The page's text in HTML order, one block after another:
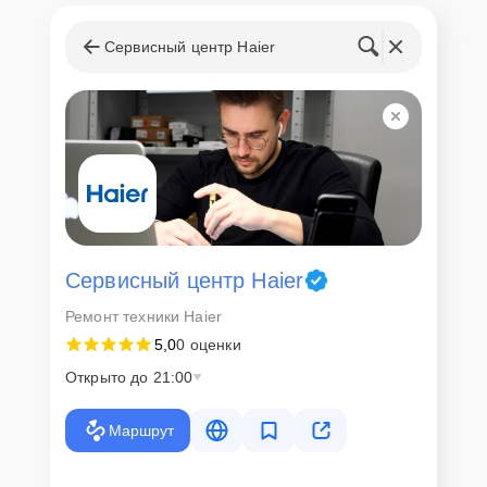
мастера
Если у клиента нет времени или возможности для перемещения
крупногабаритной техники, он может заказать курьерскую
доставку или услугу выезда мастера. Специалист приедет в
удобное место и время, проведет тщательную диагностику и при
наличии оборудования осуществит оперативный ремонт.
Как приехать в сервисный
диагностику и ремонт. Для этого нужно позвонить по телефону
горячей линии или оставить заявку, согласовать удобное время и
Ответственность за
технику
Сервисный центр Haier
Сервисный центр Haier
Ремонт техники Haier
5,00 оценки
Открыто до 21:00
Маршрут